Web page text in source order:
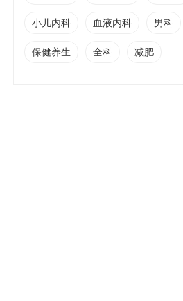
小儿内科 血液内科 男科
保健养生 全科 减肥